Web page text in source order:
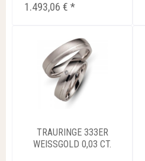
1.493,06 € *
TRAURINGE 333ER
WEISSGOLD 0,03 CT.